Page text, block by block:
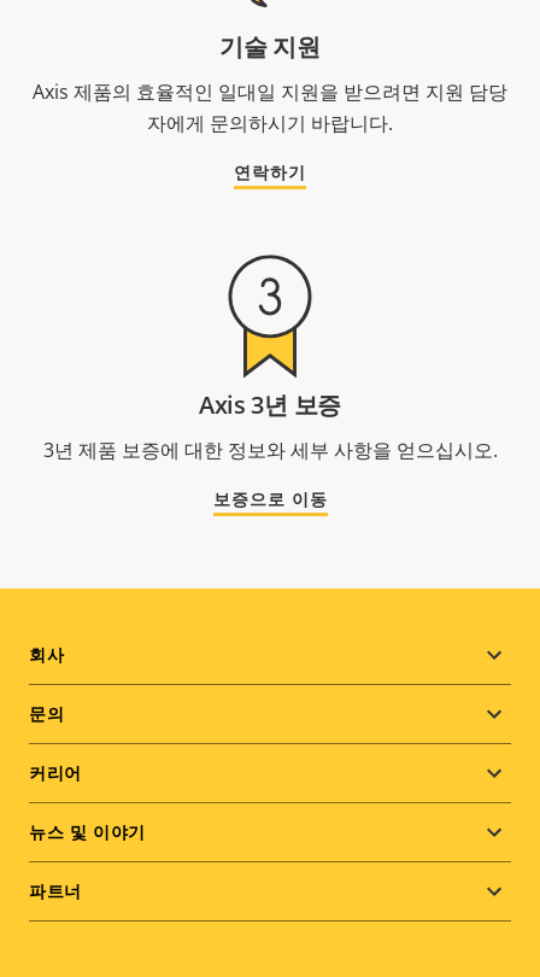
기술 지원
Axis 제품의 효율적인 일대일 지원을 받으려면 지원 담당
자에게 문의하시기 바랍니다.
연락하기
Axis 3년 보증
3년 제품 보증에 대한 정보와 세부 사항을 얻으십시오.
보증으로 이동
Footer
menu
회사
문의
커리어
뉴스 및 이야기
파트너